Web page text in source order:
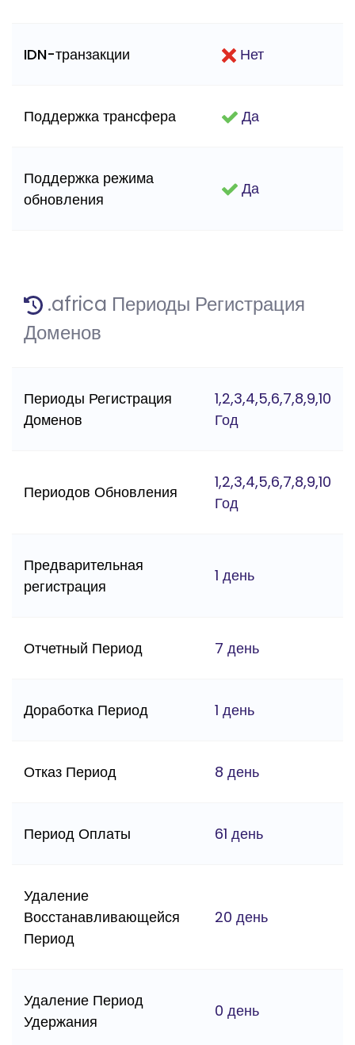
IDN-транзакции Нет
Поддержка трансфера Да
Поддержка режима
обновления
Да
.africa Периоды Регистрация
Доменов
Периоды Регистрация
Доменов
1,2,3,4,5,6,7,8,9,10
Год
Периодов Обновления
1,2,3,4,5,6,7,8,9,10
Год
Предварительная
регистрация
1 день
Отчетный Период 7 день
Доработка Период 1 день
Отказ Период 8 день
Период Оплаты 61 день
Удаление
Восстанавливающейся
Период
20 день
Удаление Период
Удержания
0 день